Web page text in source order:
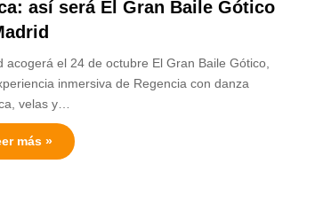
así será El Gran Baile Gótico
acogerá el 24 de octubre El Gran Baile Gótico,
inmersiva de Regencia con danza
velas y…
más »